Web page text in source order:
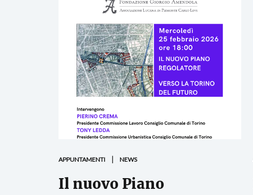
APPUNTAMENTI NEWS
Il nuovo Piano